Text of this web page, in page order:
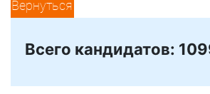
Вернуться
Всего кандидатов: